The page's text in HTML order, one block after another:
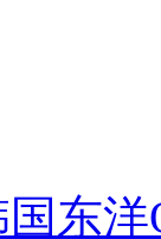
国东